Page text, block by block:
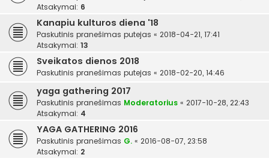
Atsakymai: 6
Kanapiu kulturos diena '18
Paskutinis pranešimas putejas « 2018-04-21, 17:41
Atsakymai: 13
Sveikatos dienos 2018
Paskutinis pranešimas putejas « 2018-02-20, 14:46
yaga gathering 2017
Paskutinis pranešimas Moderatorius « 2017-10-28, 22:43
Atsakymai: 4
YAGA GATHERING 2016
Paskutinis pranešimas G. « 2016-08-07, 23:58
Atsakymai: 2